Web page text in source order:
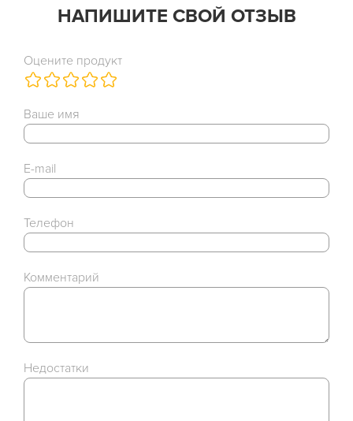
НАПИШИТЕ СВОЙ ОТЗЫВ
Оцените продукт
Ваше имя
E-mail
Телефон
Комментарий
Недостатки